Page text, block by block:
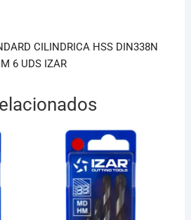
CILINDRICA HSS DIN338N
6 UDS IZAR